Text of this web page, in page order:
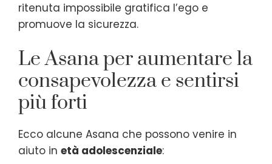
ritenuta impossibile gratifica l’ego e
promuove la sicurezza.
Le Asana per aumentare la
consapevolezza e sentirsi
più forti
Ecco alcune Asana che possono venire in
aiuto in età adolescenziale: